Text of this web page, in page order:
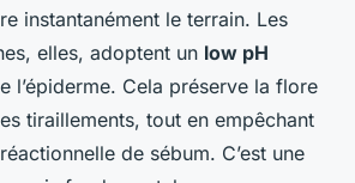
instantanément le terrain. Les
elles, adoptent un low pH
l’épiderme. Cela préserve la flore
tiraillements, tout en empêchant
de sébum. C’est une